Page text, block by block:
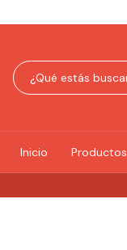
Inicio Productos